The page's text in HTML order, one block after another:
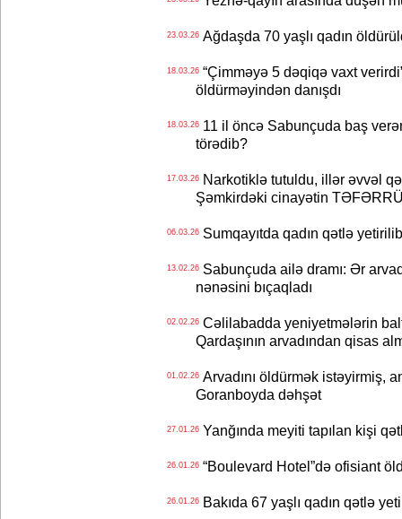
23.03.26Ağdaşda 70 yaşlı qadın
18.03.26“Çimməyə 5 dəqiqə vaxt verirdi”
öldürməyindən danışdı
18.03.2611 il öncə Sabunçuda baş
törədib?
17.03.26Narkotiklə tutuldu, illər əvvəl
Şəmkirdəki cinayətin
06.03.26Sumqayıtda qadın qətlə
13.02.26Sabunçuda ailə dramı: Ər
nənəsini bıçaqladı
02.02.26Cəlilabadda yeniyetmələrin
Qardaşının arvadından qisas
01.02.26Arvadını öldürmək istəyirmiş,
Goranboyda dəhşət
27.01.26Yanğında meyiti tapılan kişi
26.01.26“Boulevard Hotel”də ofisiant
26.01.26Bakıda 67 yaşlı qadın qətlə